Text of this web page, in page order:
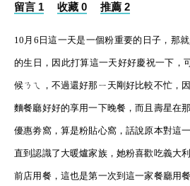
留言 1 收藏 0 推薦 2
10 月 6 日這一天是一個粉重要的日子，那
的生日，因此打算這一天好好慶祝一下，
候ㄋㄟ，不過還好那ㄧ天剛好比較不忙，
麵餐廳好好的享用一下晚餐，而且壽星在
優惠劵窩，算是粉貼心窩，話說原本對這
直到認識了大暖爐家族，她粉喜歡吃義大
前店用餐，這也是第一次到這一家餐廳用